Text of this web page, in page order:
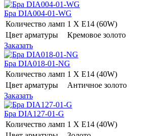
Бра DIA004-01-WG
Количество ламп 1 Х E14 (60W)
Цвет арматуры
Кремовое золото
Заказать
Бра DIA018-01-NG
Количество ламп 1 Х E14 (40W)
Цвет арматуры
Античное золото
Заказать
Бра DIA127-01-G
Количество ламп 1 Х E14 (40W)